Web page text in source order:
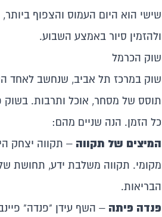
שישי הוא היום העמוס והצפוף
ולהזמין סיור באמצע השבוע.
שוק הכרמל
שוק במרכז תל אביב, שנחשב לאחד
תוסס של מסחר, אוכל ותרבות. בשוק
כל הזמן. הנה שניים מהם:
המיצים של תקווה – תקווה יצחק
מקומי. תקווה משלבת ידע, תחושת
הבריאות.
פנדה פיתה – השף עידן "פנדה"